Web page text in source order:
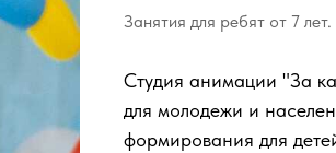
Занятия для ребят от 7 лет.
Студия анимации "За
для молодежи и
формирования для